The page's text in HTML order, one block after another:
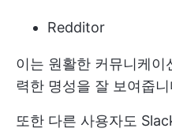
Redditor
이는 원활한 커뮤니케
력한 명성을 잘 보여줍
또한 다른 사용자도